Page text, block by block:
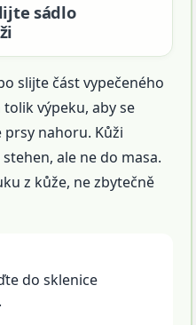
sádlo
slijte část vypečeného
výpeku, aby se
nahoru. Kůži
ale ne do masa.
z kůže, ne zbytečně
do sklenice